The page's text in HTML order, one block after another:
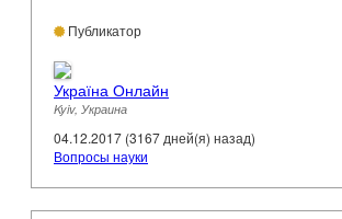
Публикатор
Україна Онлайн
Kyiv, Украина
04.12.2017 (3167 дней(я) назад)
Вопросы науки